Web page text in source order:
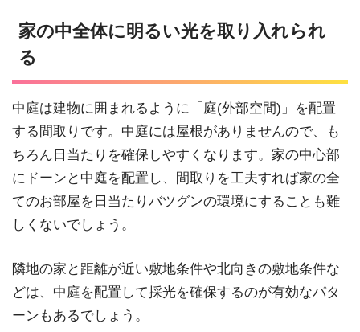
家の中全体に明るい光を取り入れられ
る
中庭は建物に囲まれるように「庭(外部空間)」を配置
する間取りです。中庭には屋根がありませんので、も
ちろん日当たりを確保しやすくなります。家の中心部
にドーンと中庭を配置し、間取りを工夫すれば家の全
てのお部屋を日当たりバツグンの環境にすることも難
しくないでしょう。
隣地の家と距離が近い敷地条件や北向きの敷地条件な
どは、中庭を配置して採光を確保するのが有効なパタ
ーンもあるでしょう。